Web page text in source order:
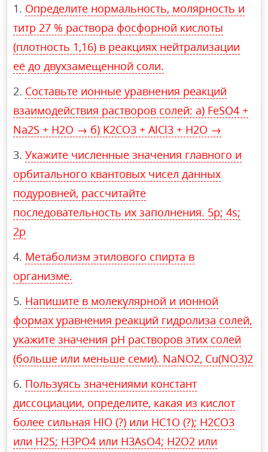
Определите нормальность, молярность и
титр 27 % раствора фосфорной кислоты
(плотность 1,16) в реакциях нейтрализации
её до двухзамещенной соли.
Составьте ионные уравнения реакций
взаимодействия растворов солей: а) FeSO4 +
Na2S + H2O → б) K2CO3 + AlCl3 + H2O →
Укажите численные значения главного и
орбитального квантовых чисел данных
подуровней, рассчитайте
последовательность их заполнения. 5p; 4s;
2p
Метаболизм этилового спирта в
организме.
Напишите в молекулярной и ионной
формах уравнения реакций гидролиза солей,
укажите значения рН растворов этих солей
(больше или меньше семи). NaNO2, Cu(NO3)2
Пользуясь значениями констант
диссоциации, определите, какая из кислот
более сильная HlO (?) или HC1O (?); H2CO3
или H2S; H3PO4 или H3AsO4; H2O2 или